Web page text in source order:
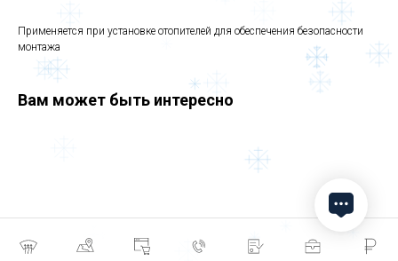
Применяется при установке отопителей для обеспечения безопасности
монтажа
Вам может быть интересно